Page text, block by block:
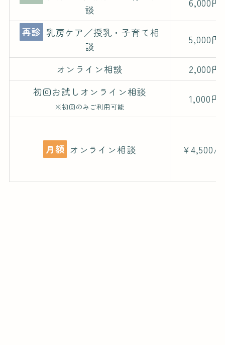
談
再診 乳房ケア／授乳・子育て相
談
5,000円
オンライン相談
2,000円
初回お試しオンライン相談
※初回のみご利用可能
1,000円
月額 オンライン相談 ￥4,500/